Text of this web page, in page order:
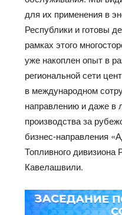
для их применения в
Республики и готовы
рамках этого
уже накоплен опыт в
региональной сети
в международном
направлению и даже в
производства за
бизнес-направления
Топливного дивизиона
Кавелашвили.